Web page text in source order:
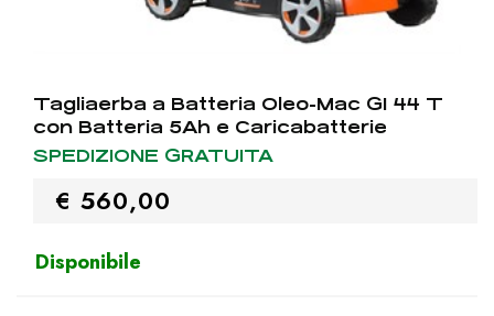
Tagliaerba a Batteria Oleo-Mac GI 44 T
con Batteria 5Ah e Caricabatterie
SPEDIZIONE GRATUITA
€ 560,00
Disponibile